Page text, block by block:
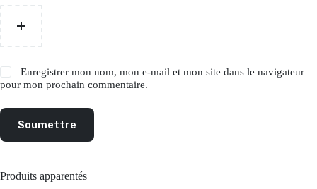
Enregistrer mon nom, mon e-mail et mon site dans le navigateur
pour mon prochain commentaire.
Soumettre
Produits apparentés